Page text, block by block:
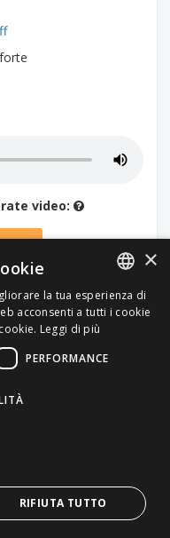
video:
Sharp Minor,
ITALIAN
×
la tua esperienza di
acconsenti a tutti i cookie
Leggi di più
PERFORMANCE
RIFIUTA TUTTO